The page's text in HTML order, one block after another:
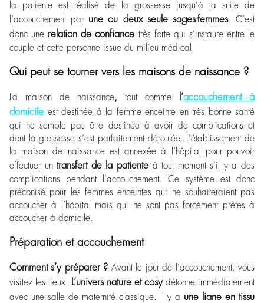
la patiente est réalisé de la grossesse jusqu’à la suite de
l’accouchement par une ou deux seule sages-femmes. C’est
donc une relation de confiance très forte qui s’instaure entre le
couple et cette personne issue du milieu médical.
Qui peut se tourner vers les maisons de naissance ?
La maison de naissance, tout comme l’accouchement à
domicile est destinée à la femme enceinte en très bonne santé
qui ne semble pas être destinée à avoir de complications et
dont la grossesse s’est parfaitement déroulée. L’établissement de
la maison de naissance est annexée à l’hôpital pour pouvoir
effectuer untransfert de la patienteà tout moment s’il y a des
complications pendant l’accouchement. Ce système est donc
préconisé pour les femmes enceintes qui ne souhaiteraient pas
accoucher à l’hôpital mais qui ne sont pas forcément prêtes à
accoucher à domicile.
Préparation et accouchement
Comment s’y préparer ? Avant le jour de l’accouchement, vous
visitez les lieux.
L’univers nature et cosydétonne immédiatement
avec une salle de maternité classique. Il y a une liane en tissu